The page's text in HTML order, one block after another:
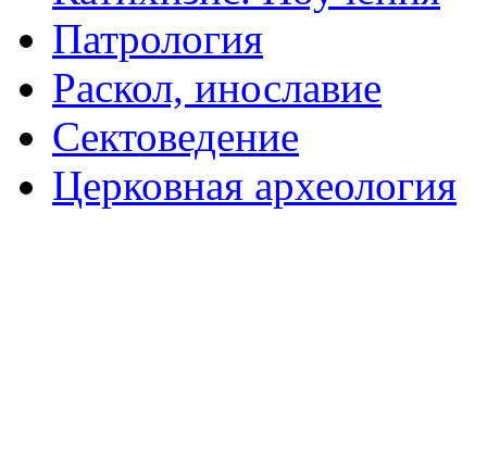
Патрология
Раскол, инославие
Сектоведение
Церковная археология